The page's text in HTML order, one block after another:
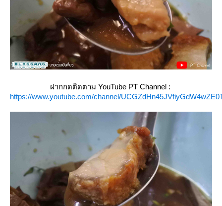
ฝากกดติดตาม YouTube PT Channel :
https://www.youtube.com/channel/